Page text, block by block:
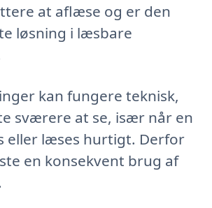
at aflæse og er den
løsning i læsbare
kan fungere teknisk,
sværere at se, især når en
eller læses hurtigt. Derfor
en konsekvent brug af